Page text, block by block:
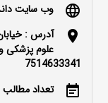
language وب سایت
location_on
آدرس :
علوم پزشکی
7514633341
event_note تعداد مطالب :